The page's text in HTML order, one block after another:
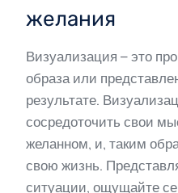
желания
Визуализация – это
образа или
результате.
сосредоточить свои
желанном, и, таким
свою жизнь.
ситуации, ощущайте